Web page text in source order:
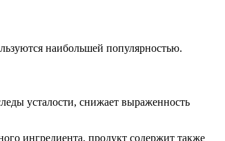
наибольшей популярностью.
усталости, снижает выраженность
ингредиента, продукт содержит также